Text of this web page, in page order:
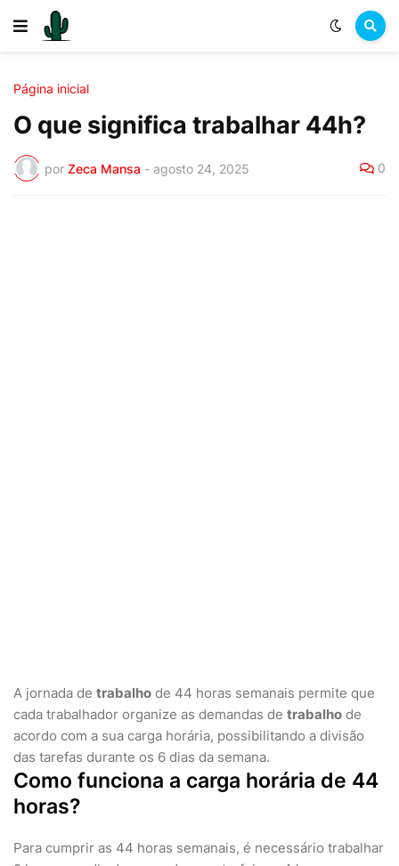
Página inicial
O que significa trabalhar 44h?
por Zeca Mansa - agosto 24, 2025 0
A jornada de trabalho de 44 horas semanais permite que
cada trabalhador organize as demandas de trabalho de
acordo com a sua carga horária, possibilitando a divisão
das tarefas durante os 6 dias da semana.
Como funciona a carga horária de 44
horas?
Para cumprir as 44 horas semanais, é necessário trabalhar